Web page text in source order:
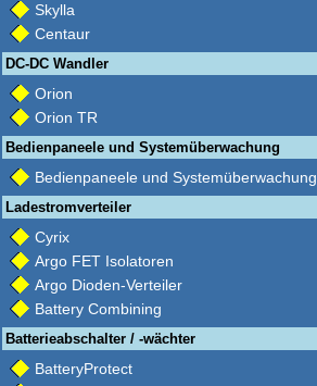
Skylla
Centaur
DC-DC Wandler
Orion
Orion TR
Bedienpaneele und Systemüberwachung
Bedienpaneele und Systemüberwachung
Ladestromverteiler
Cyrix
Argo FET Isolatoren
Argo Dioden-Verteiler
Battery Combining
Batterieabschalter / -wächter
BatteryProtect